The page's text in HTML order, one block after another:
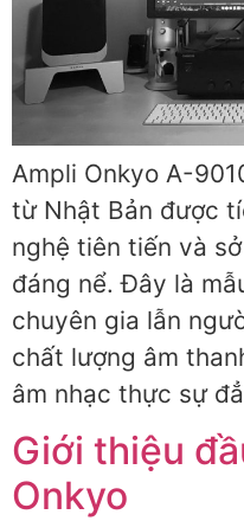
Ampli Onkyo A-
từ Nhật Bản được
nghệ tiên tiến và
đáng nể. Đây là
chuyên gia lẫn
chất lượng âm
âm nhạc thực sự
Giới thiệu
Onkyo